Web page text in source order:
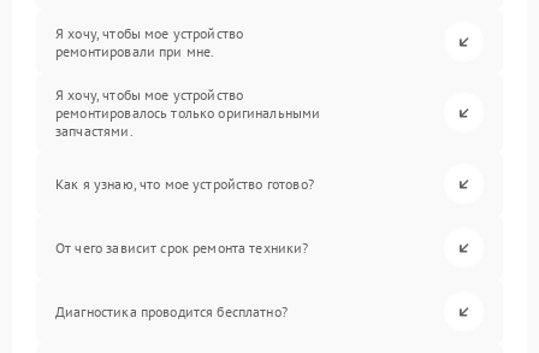
Я хочу, чтобы мое устройство
ремонтировали при мне.
Я хочу, чтобы мое устройство
ремонтировалось только оригинальными
запчастями.
Как я узнаю, что мое устройство готово?
От чего зависит срок ремонта техники?
Диагностика проводится бесплатно?